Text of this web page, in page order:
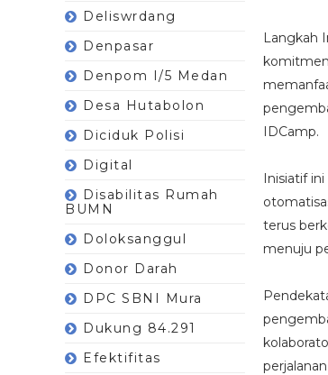
Deliswrdang
Denpasar
Denpom I/5 Medan
Desa Hutabolon
Diciduk Polisi
Digital
Disabilitas Rumah
BUMN
Doloksanggul
Donor Darah
DPC SBNI Mura
Dukung 84.291
Efektifitas
Langkah
IDCamp.
Inisiatif
terus
menuju